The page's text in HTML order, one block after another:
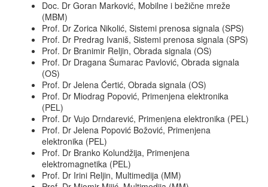
Doc. Dr Goran Marković, Mobilne i bežične mreže
(MBM)
Prof. Dr Zorica Nikolić, Sistemi prenosa signala (SPS)
Prof. Dr Predrag Ivaniš, Sistemi prenosa signala (SPS)
Prof. Dr Branimir Reljin, Obrada signala (OS)
Prof. Dr Dragana Šumarac Pavlović, Obrada signala
(OS)
Prof. Dr Jelena Ćertić, Obrada signala (OS)
Prof. Dr Miodrag Popović, Primenjena elektronika
(PEL)
Prof. Dr Vujo Drndarević, Primenjena elektronika (PEL)
Prof. Dr Jelena Popović Božović, Primenjena
elektronika (PEL)
Prof. Dr Branko Kolundžija, Primenjena
elektromagnetika (PEL)
Prof. Dr Irini Reljin, Multimedija (MM)